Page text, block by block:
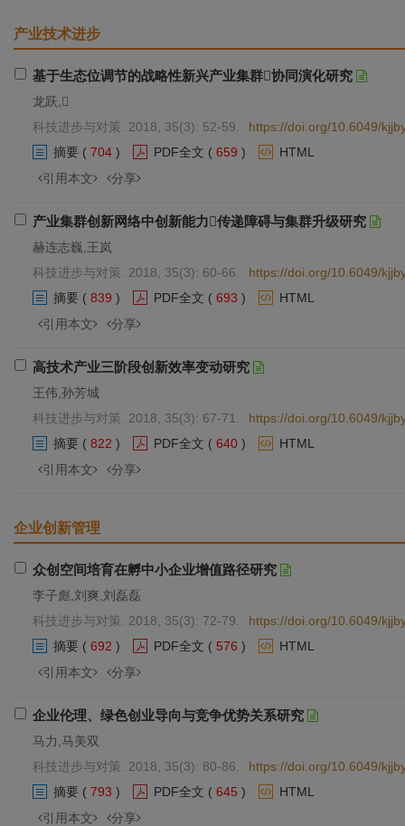
产业技术进步
基于生态位调节的战略性新兴产业集群协同演化研究
龙跃,
科技进步与对策. 2018, 35(3): 52-59.
https://doi.org/10.6049/
摘要 ( 704 ) PDF全文 ( 659 )
HTML
引用本文
分享
产业集群创新网络中创新能力传递障碍与集群升级研究
赫连志巍,王岚
科技进步与对策. 2018, 35(3): 60-66.
https://doi.org/10.6049/
摘要 ( 839 ) PDF全文 ( 693 )
HTML
引用本文
分享
高技术产业三阶段创新效率变动研究
王伟,孙芳城
科技进步与对策. 2018, 35(3): 67-71.
https://doi.org/10.6049/
摘要 ( 822 ) PDF全文 ( 640 )
HTML
引用本文
分享
企业创新管理
众创空间培育在孵中小企业增值路径研究
李子彪,刘爽,刘磊磊
科技进步与对策. 2018, 35(3): 72-79.
https://doi.org/10.6049/
摘要 ( 692 ) PDF全文 ( 576 )
HTML
引用本文
分享
企业伦理、绿色创业导向与竞争优势关系研究
马力,马美双
科技进步与对策. 2018, 35(3): 80-86.
https://doi.org/10.6049/
摘要 ( 793 ) PDF全文 ( 645 )
HTML
引用本文
分享